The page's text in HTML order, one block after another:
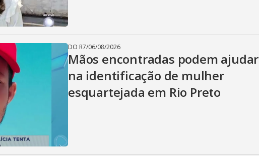
DO R7/06/08/2026
Mãos encontradas podem ajudar
na identificação de mulher
esquartejada em Rio Preto